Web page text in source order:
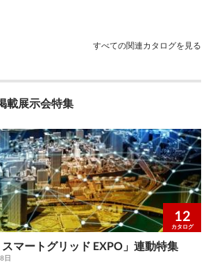
などの生命にかわる医療用機器は、接続しな
ースメーカ、ICDなどの医療用電気機器を
は使用しないでください。 ・ 濡れた手で放
さい。 販売店 製品に関する お問い合わせ
関するお問い合わせ （お客様相談室） （フ
時間：月曜日～金曜日 午前9時～午後5時
すべての関連カタログを見る
載展示会特集
12
カタログ
スマートグリッド EXPO」連動特集
日